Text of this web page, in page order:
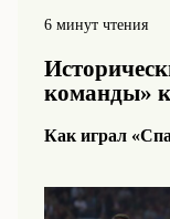
6 минут чтения
команды»
Как играл